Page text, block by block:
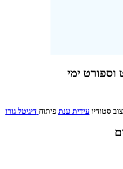
וספורט ימי
סטודיו עידית ענת פיתוח דיגיטל גורו